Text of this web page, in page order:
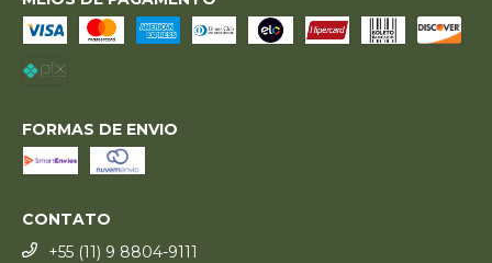
FORMAS DE ENVIO
CONTATO
+55 (11) 9 8804-9111